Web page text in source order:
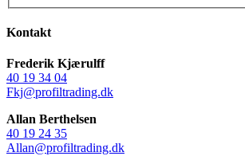
Kontakt
Frederik Kjærulff
40 19 34 04
Fkj@profiltrading.dk
Allan Berthelsen
40 19 24 35
Allan@profiltrading.dk